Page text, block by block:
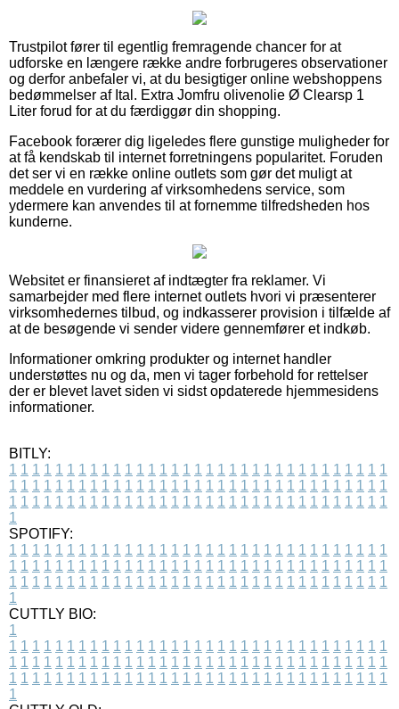
Trustpilot fører til egentlig fremragende chancer for at
udforske en længere række andre forbrugeres observationer
og derfor anbefaler vi, at du besigtiger online webshoppens
bedømmelser af Ital. Extra Jomfru olivenolie Ø Clearsp 1
Liter forud for at du færdiggør din shopping.
Facebook forærer dig ligeledes flere gunstige muligheder for
at få kendskab til internet forretningens popularitet. Foruden
det ser vi en række online outlets som gør det muligt at
meddele en vurdering af virksomhedens service, som
ydermere kan anvendes til at fornemme tilfredsheden hos
kunderne.
Websitet er finansieret af indtægter fra reklamer. Vi
samarbejder med flere internet outlets hvori vi præsenterer
virksomhedernes tilbud, og indkasserer provision i tilfælde af
at de besøgende vi sender videre gennemfører et indkøb.
Informationer omkring produkter og internet handler
understøttes nu og da, men vi tager forbehold for rettelser
der er blevet lavet siden vi sidst opdaterede hjemmesidens
informationer.
BITLY:
1 1 1 1 1 1 1 1 1 1 1 1 1 1 1 1 1 1 1 1 1 1 1 1 1 1 1 1 1 1 1 1 1
1 1 1 1 1 1 1 1 1 1 1 1 1 1 1 1 1 1 1 1 1 1 1 1 1 1 1 1 1 1 1 1 1
1 1 1 1 1 1 1 1 1 1 1 1 1 1 1 1 1 1 1 1 1 1 1 1 1 1 1 1 1 1 1 1 1
1
SPOTIFY:
1 1 1 1 1 1 1 1 1 1 1 1 1 1 1 1 1 1 1 1 1 1 1 1 1 1 1 1 1 1 1 1 1
1 1 1 1 1 1 1 1 1 1 1 1 1 1 1 1 1 1 1 1 1 1 1 1 1 1 1 1 1 1 1 1 1
1 1 1 1 1 1 1 1 1 1 1 1 1 1 1 1 1 1 1 1 1 1 1 1 1 1 1 1 1 1 1 1 1
1
CUTTLY BIO:
1
1 1 1 1 1 1 1 1 1 1 1 1 1 1 1 1 1 1 1 1 1 1 1 1 1 1 1 1 1 1 1 1 1
1 1 1 1 1 1 1 1 1 1 1 1 1 1 1 1 1 1 1 1 1 1 1 1 1 1 1 1 1 1 1 1 1
1 1 1 1 1 1 1 1 1 1 1 1 1 1 1 1 1 1 1 1 1 1 1 1 1 1 1 1 1 1 1 1 1
1